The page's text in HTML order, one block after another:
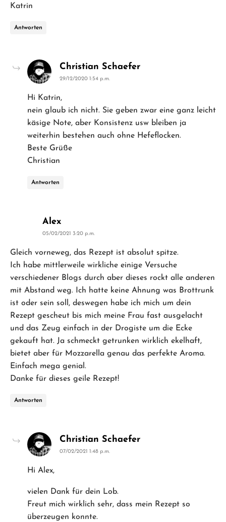
Katrin
Antworten
Christian Schaefersays:
29/12/2020 1:54 p.m.
Hi Katrin,
nein glaub ich nicht. Sie geben zwar eine ganz leicht
käsige Note, aber Konsistenz usw bleiben ja
weiterhin bestehen auch ohne Hefeflocken.
Beste Grüße
Christian
Antworten
Alexsays:
05/02/2021 3:20 p.m.
Gleich vorneweg, das Rezept ist absolut spitze.
Ich habe mittlerweile wirkliche einige Versuche
verschiedener Blogs durch aber dieses rockt alle anderen
mit Abstand weg. Ich hatte keine Ahnung was Brottrunk
ist oder sein soll, deswegen habe ich mich um dein
Rezept gescheut bis mich meine Frau fast ausgelacht
und das Zeug einfach in der Drogiste um die Ecke
gekauft hat. Ja schmeckt getrunken wirklich ekelhaft,
bietet aber für Mozzarella genau das perfekte Aroma.
Einfach mega genial.
Danke für dieses geile Rezept!
Antworten
Christian Schaefersays:
07/02/2021 1:48 p.m.
Hi Alex,
vielen Dank für dein Lob.
Freut mich wirklich sehr, dass mein Rezept so
überzeugen konnte.